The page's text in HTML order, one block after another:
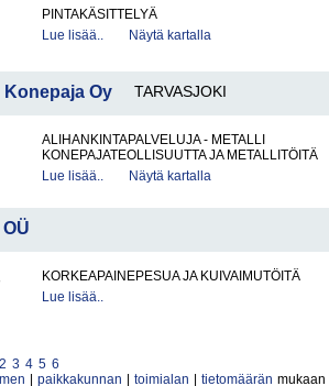
PINTAKÄSITTELYÄ
Lue lisää..
Näytä kartalla
Oy TARVASJOKI
ALIHANKINTAPALVELUJA - METALLI
KONEPAJATEOLLISUUTTA JA METALLITÖITÄ
Lue lisää..
Näytä kartalla
KORKEAPAINEPESUA JA KUIVAIMUTÖITÄ
Lue lisää..
2 3 4 5 6
paikkakunnan toimialan tietomäärän mukaan